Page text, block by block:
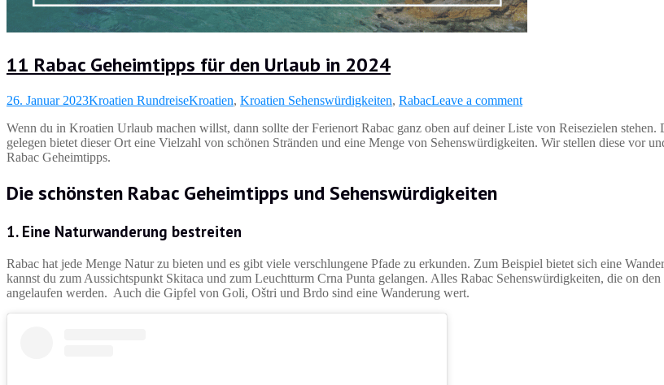
11 Rabac Geheimtipps für den Urlaub in 2024
26. Januar 2023Kroatien RundreiseKroatien, Kroatien Sehenswürdigkeiten, RabacLeave a comment
Wenn du in Kroatien Urlaub machen willst, dann sollte der Ferienort Rabac ganz oben auf deiner Liste von Reisezielen
gelegen bietet dieser Ort eine Vielzahl von schönen Stränden und eine Menge von Sehenswürdigkeiten. Wir stellen diese vor
Rabac Geheimtipps.
Die schönsten Rabac Geheimtipps und Sehenswürdigkeiten
1. Eine Naturwanderung bestreiten
Rabac hat jede Menge Natur zu bieten und es gibt viele verschlungene Pfade zu erkunden. Zum Beispiel bietet sich eine
kannst du zum Aussichtspunkt Skitaca und zum Leuchtturm Crna Punta gelangen. Alles Rabac Sehenswürdigkeiten, die on
angelaufen werden. Auch die Gipfel von Goli, Oštri und Brdo sind eine Wanderung wert.